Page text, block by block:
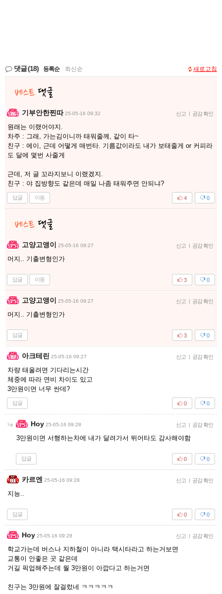
댓글(18) 등록순 최신순 새로고침
기부안한찐따 25-05-16 09:32 신고 | 공감 확인
원래는 이랬어야지.
차주 : 그래, 가는김이니까 태워줄께, 같이 타~
친구 : 에이, 근데 어떻게 매번타. 기름값이라도 내가 보태줄게 or 커피라
도 달에 몇번 사줄게
근데, 저 글 꼬라지보니 이랬겠지.
친구 : 야 집방향도 같은데 매일 나좀 태워주면 안되냐?
답글 이동 0
4
고양고앵이 25-05-16 09:27 신고 | 공감 확인
머지.. 기출변형인가
답글 이동 0
3
고양고앵이 25-05-16 09:27 신고 | 공감 확인
머지.. 기출변형인가
답글 0
3
아크테린 25-05-16 09:27 신고 | 공감 확인
차량 태울려면 기다리는시간
체중에 따라 연비 차이도 있고
3만원이면 너무 싼데?
답글 0
0
Hoy 25-05-16 09:28 신고 | 공감 확인
3만원이면 서행하는차에 내가 달려가서 뛰어타도 감사해야함
답글 0
0
카르엔 25-05-16 09:28 신고 | 공감 확인
지능..
답글 0
0
Hoy 25-05-16 09:28 신고 | 공감 확인
학교가는데 버스나 지하철이 아니라 택시타라고 하는거보면
교통이 안좋은 곳 같은데
거길 픽업해주는데 월 3만원이 아깝다고 하는거면
친구는 3만원에 잘걸렀네 ㅋㅋㅋㅋㅋ